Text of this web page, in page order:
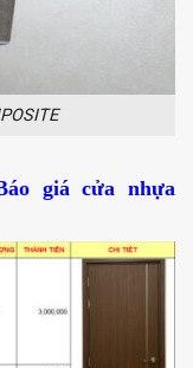
giá cửa nhựa